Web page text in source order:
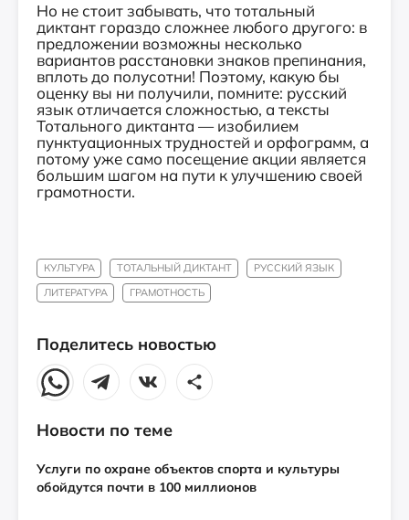
Но не стоит забывать, что тотальный
диктант гораздо сложнее любого другого: в
предложении возможны несколько
вариантов расстановки знаков препинания,
вплоть до полусотни! Поэтому, какую бы
оценку вы ни получили, помните: русский
язык отличается сложностью, а тексты
Тотального диктанта — изобилием
пунктуационных трудностей и орфограмм, а
потому уже само посещение акции является
большим шагом на пути к улучшению своей
грамотности.
КУЛЬТУРА ТОТАЛЬНЫЙ ДИКТАНТ
РУССКИЙ ЯЗЫК
ЛИТЕРАТУРА
ГРАМОТНОСТЬ
Поделитесь новостью
Новости по теме
Услуги по охране объектов спорта и культуры
обойдутся почти в 100 миллионов